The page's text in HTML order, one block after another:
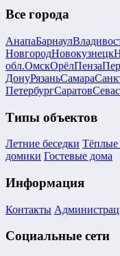
Все города
АнапаБарнаул
НовгородНовокузнецк
обл.ОмскОрёлПенза
ДонуРязаньСамара
ПетербургСаратов
Типы объектов
Летние беседки Тёплые
домики Гостевые дома
Информация
Контакты
Социальные сети